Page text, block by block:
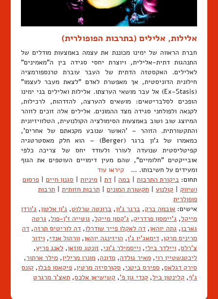
אלילות, אלילים (בתרבות הפופולרית)
חברת הראווה של ימינו מכוננת את עצמה באמצעות מודלים של
התנהגות דתית-אלילית, ויוצרת יחסי סגידה בין ה"מאמינים"
לאלילים. האקסטזה הדתית של העבר עוברת טרנספורמציה
חילונית הדוניסטית, אך מאפשרת לאדם "לצאת מעבר לעצמו"
(Ex-Stasis) אל עבר מושאי הערצתו. אלילות ואלילים בני ימינו
הופכים לסלבריטאים: מושאים להערצה, להזדהות, לרכילות,
לקנאה ולפולחני סגידה מצד ההמונים. אלילים אלה זוכים לזוהר
המיוצג שוב ושוב באמצעות הסימולציה הקולנועית, הטלוויזיונית
והתקשורתית. הזוהר – 'האושר שנובע מקנאתם של אחרים',
כמאמרו של ג'ון ברגר (Berger) – הוא חלק מאסטרטגיה
קפיטליסטית שנועדה לעורר ולעודד יחס של צריכה כלפי
אובייקטים "חלומיים", שהם מעין דימויים העוטפים את הגוף
ומעידים על חשיבותו. … קיראו עוד
תחום: ביקורת התרבות | במה | דת | מיניות | סגנון חיים | פרסום
ושיווק | קולנוע | תקשורת המונים | תרבות חזותית | תרבות
פופולרית
אישים: אובמה ברק, ברגר ג'ון, ברונטה שרלוט, ג'ון אלטון, ג'ורדן
מייקל, ג'יימסון פרדריק, ג'קסון מייקל, גוטייה ז'ן-פול, גרטה
גארבו, גתה יוהאן, דה לאקלו פייר שודרלו, דה לוריטיס תרזה, דה
מריניס מרקו, דימאג'יו ג'ו, הויזינגה יוהאן, וורהול אנדי, וידור
צ'רלס, ויילדר בילי, וייסמילר ג'וני, זונטג סוזאן, לאנג פריץ,
ליכטנשטיין רוי, מאיר גולדה, מדונה, מונרו מרילין, מילר ארתור,
סירק דגלאס, ספירס ביטני, סקורסיזה מרטין, פיקאסו פבלו, קונס
ג'ף, קלינטון ביל, קנדי גון פ', קשישיאן אלכס, תאצ'ר מרגרט